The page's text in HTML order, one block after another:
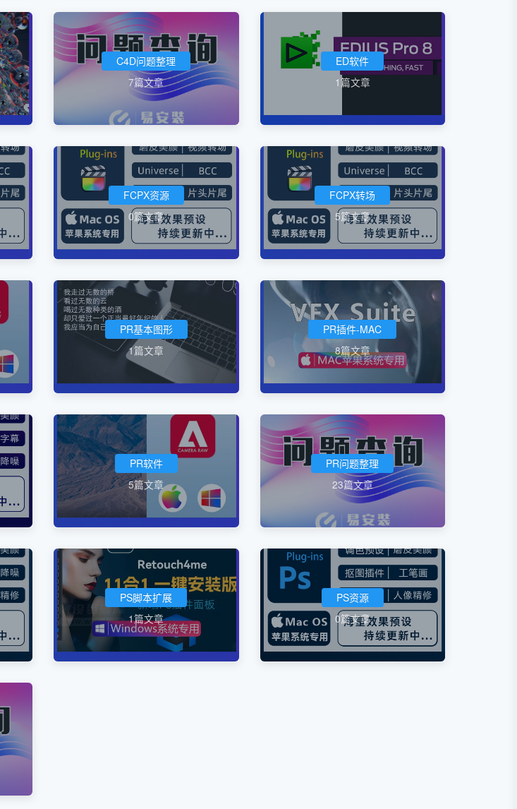
C4D问题整理
7篇文章
ED软件
1篇文章
FCPX资源
0篇文章
FCPX转场
5篇文章
PR基本图形
1篇文章
PR插件-MAC
8篇文章
PR软件
5篇文章
PR问题整理
23篇文章
PS脚本扩展
1篇文章
PS资源
0篇文章